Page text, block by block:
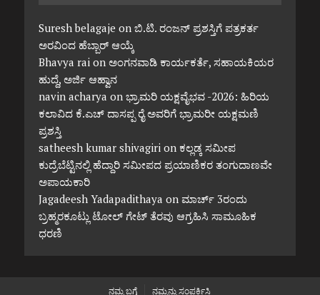
Suresh belagaje on ಬಿ.ಟಿ. ರಂಜನ್ ಪ್ರಶಸ್ತಿಗೆ ಪತ್ರಕರ್ತ
ಅರವಿಂದ ಹೆಬ್ಬಾರ್ ಆಯ್ಕೆ
Bhavya raion ಅಂಗನವಾಡಿ ಕಾರ್ಯಕರ್ತೆ, ಸಹಾಯಕಿಯರ
ಹುದ್ದೆ, ಅರ್ಜಿ ಆಹ್ವಾನ
navin acharya on ಭ್ರಾಮರಿ ಯಕ್ಷವೈಭವ -2026: ಹಿರಿಯ
ಕಲಾವಿದ ಕೆ.ಎಚ್ ದಾಸಪ್ಪ ರೈ ಅವರಿಗೆ ಭ್ರಾಮರೀ ಯಕ್ಷಮಣಿ
ಪ್ರಶಸ್ತಿ
satheesh kumar shivagirion ಕಲ್ಲಡ್ಕ ಸಮೀಪ
ಕುದ್ರೆಬೆಟ್ಟಿನಲ್ಲಿ ಹೆದ್ದಾರಿ ಸಮೀಪದ ಪ್ರಯಾಣಿಕರ ತಂಗುದಾಣವೇ
ಅಪಾಯಕಾರಿ
Jagadeesh Yadapadithaya on ಮಾರ್ಚ್ 3ರಂದು
ಬ್ರಹ್ಮರಕೂಟ್ಲು ಟೋಲ್ ಗೇಟ್ ತೆರವು ಆಗ್ರಹಿಸಿ ಸಾಮೂಹಿಕ
ಧರಣಿ
ನಮ್ಮ ಬಗ್ಗೆ ನಮ್ಮನ್ನು ಸಂಪರ್ಕಿಸಿ